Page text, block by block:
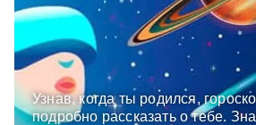
Узнав, когда ты родился,
подробно рассказать о тебе.